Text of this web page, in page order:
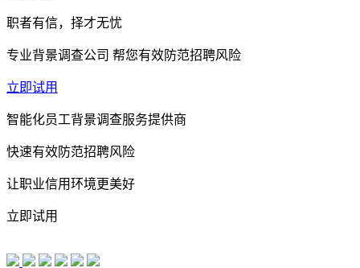
职者有信，择才无忧
专业背景调查公司 帮您有效防范招聘风险
立即试用
智能化员工背景调查服务提供商
快速有效防范招聘风险
让职业信用环境更美好
立即试用